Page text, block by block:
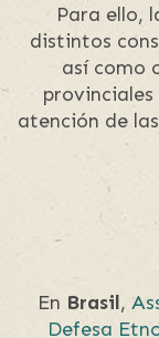
Para ello,
distintos
así como
atención de
En Brasil,
Defesa